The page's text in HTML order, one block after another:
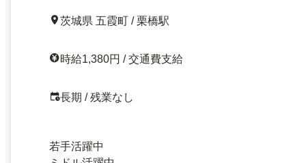
茨城県 五霞町 / 栗橋駅
時給1,380円 / 交通費支給
長期 / 残業なし
若手活躍中